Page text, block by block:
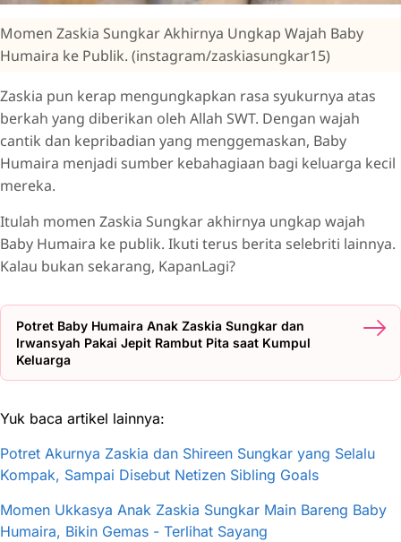
Momen Zaskia Sungkar Akhirnya Ungkap Wajah Baby
Humaira ke Publik. (instagram/zaskiasungkar15)
Zaskia pun kerap mengungkapkan rasa syukurnya atas
berkah yang diberikan oleh Allah SWT. Dengan wajah
cantik dan kepribadian yang menggemaskan, Baby
Humaira menjadi sumber kebahagiaan bagi keluarga kecil
mereka.
Itulah momen Zaskia Sungkar akhirnya ungkap wajah
Baby Humaira ke publik. Ikuti terus berita selebriti lainnya.
Kalau bukan sekarang, KapanLagi?
Potret Baby Humaira Anak Zaskia Sungkar dan
Irwansyah Pakai Jepit Rambut Pita saat Kumpul
Keluarga
Yuk baca artikel lainnya:
Potret Akurnya Zaskia dan Shireen Sungkar yang Selalu
Kompak, Sampai Disebut Netizen Sibling Goals
Momen Ukkasya Anak Zaskia Sungkar Main Bareng Baby
Humaira, Bikin Gemas - Terlihat Sayang